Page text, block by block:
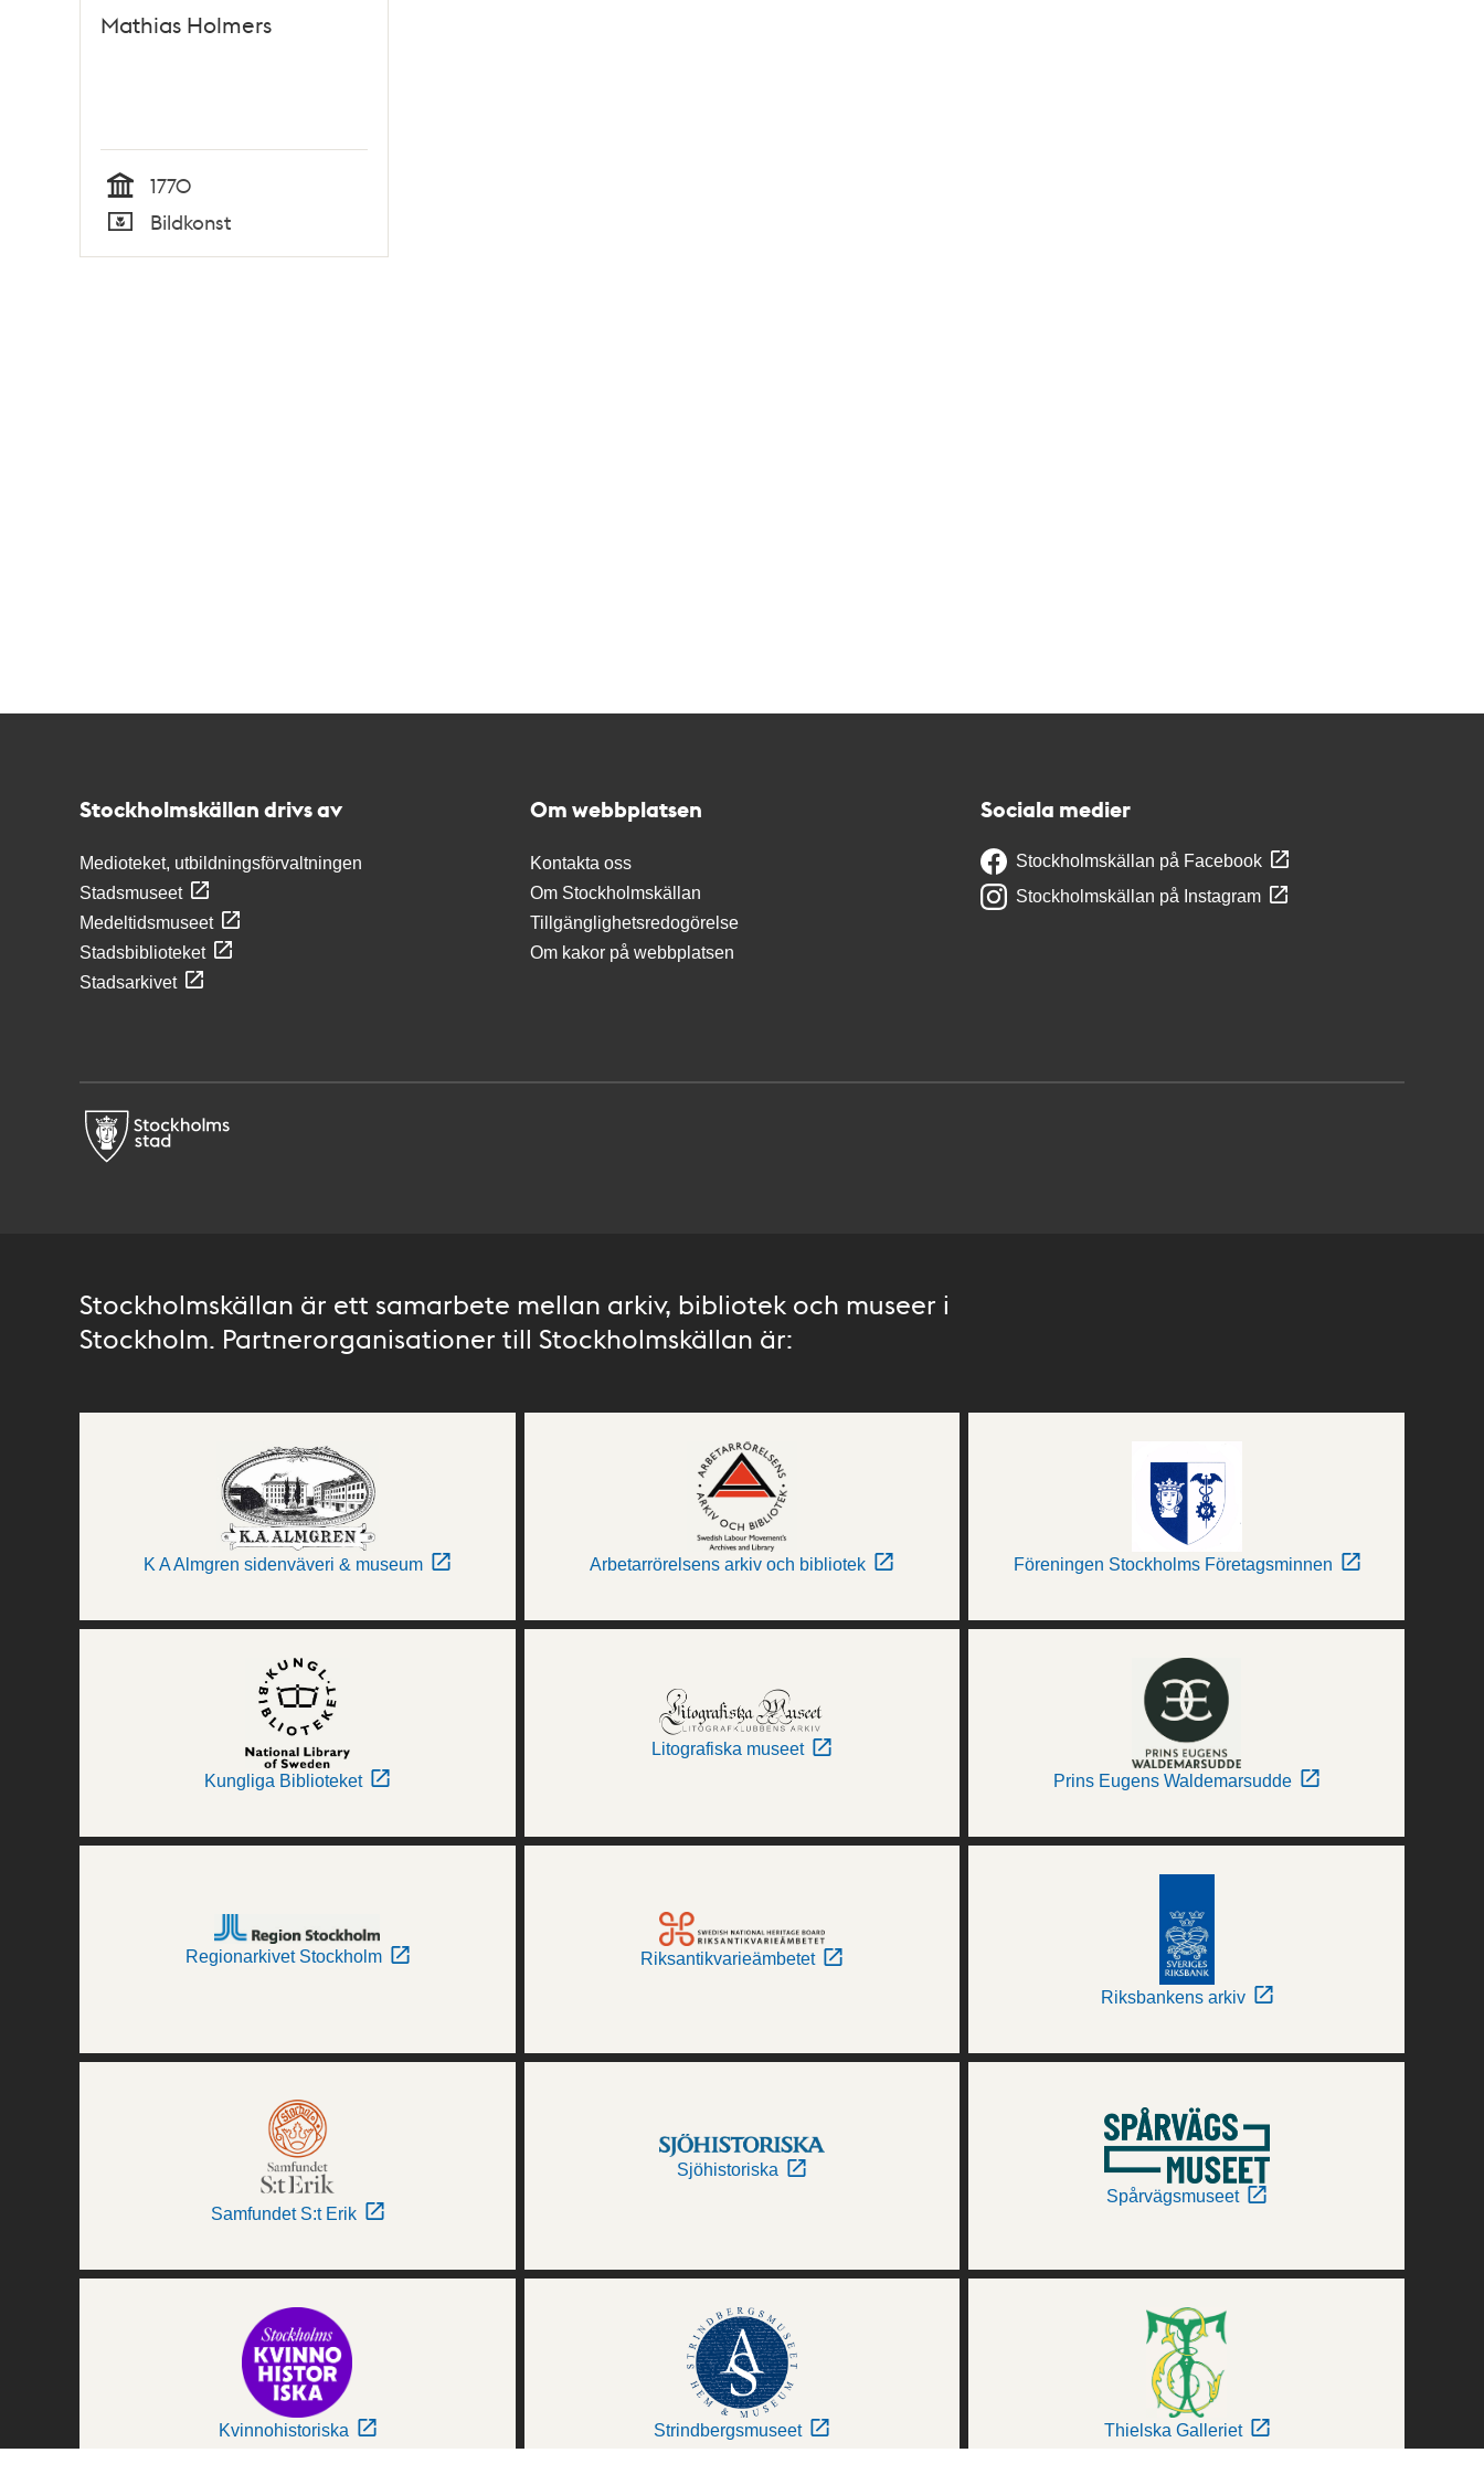
Mathias Holmers
Tid
1770
Typ
Bildkonst
Stockholmskällan drivs av
Medioteket, utbildningsförvaltningen
Stadsmuseet
Medeltidsmuseet
Stadsbiblioteket
Stadsarkivet
Om webbplatsen
Kontakta oss
Om Stockholmskällan
Tillgänglighetsredogörelse
Om kakor på webbplatsen
Sociala medier
Stockholmskällan på Facebook
Stockholmskällan på Instagram
Stockholmskällan är ett samarbete mellan arkiv, bibliotek och museer i
Stockholm. Partnerorganisationer till Stockholmskällan är:
K A Almgren sidenväveri & museum Arbetarrörelsens arkiv och bibliotek Föreningen Stockholms Företagsminnen
Kungliga Biblioteket
Litografiska museet
Prins Eugens Waldemarsudde
Regionarkivet Stockholm Riksantikvarieämbetet
Riksbankens arkiv
Samfundet S:t Erik
Sjöhistoriska
Spårvägsmuseet
Kvinnohistoriska Strindbergsmuseet Thielska Galleriet